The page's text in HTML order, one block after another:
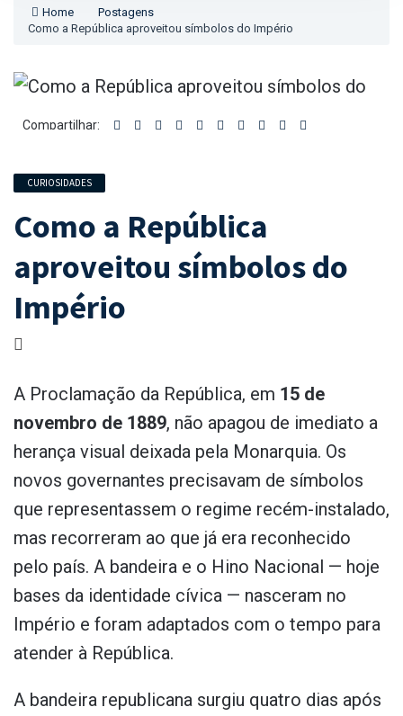
Home
Postagens
Como a República aproveitou símbolos do Império
Compartilhar:
CURIOSIDADES
Como a República
aproveitou símbolos do
Império
A Proclamação da República, em 15 de
novembro de 1889, não apagou de imediato a
herança visual deixada pela Monarquia. Os
novos governantes precisavam de símbolos
que representassem o regime recém-instalado,
mas recorreram ao que já era reconhecido
pelo país. A bandeira e o Hino Nacional — hoje
bases da identidade cívica — nasceram no
Império e foram adaptados com o tempo para
atender à República.
A bandeira republicana surgiu quatro dias após